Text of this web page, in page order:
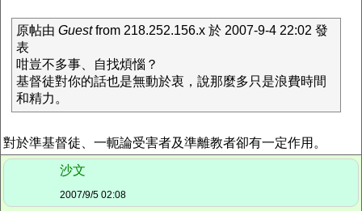
原帖由 Guestfrom 218.252.156.x 於 2007-9-4 22:02 發
表
咁豈不多事、自找煩惱？
基督徒對你的話也是無動於衷，說那麼多只是浪費時間
和精力。
對於準基督徒、一軛論受害者及準離教者卻有一定作用。
沙文
2007/9/5 02:08